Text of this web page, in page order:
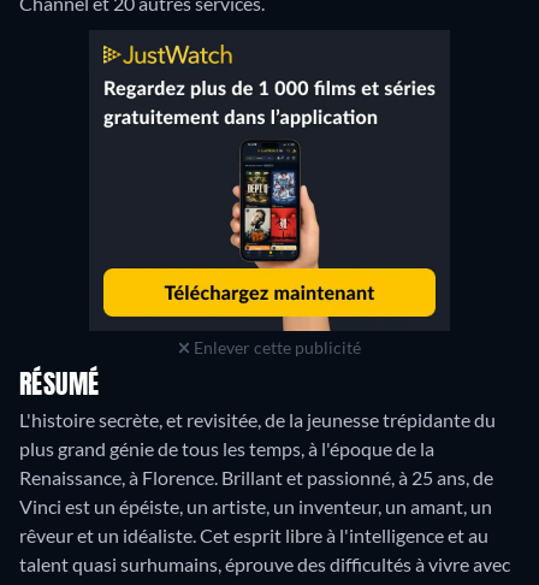
Enlever cette publicité
RÉSUMÉ
L'histoire secrète, et revisitée, de la jeunesse trépidante du
plus grand génie de tous les temps, à l'époque de la
Renaissance, à Florence. Brillant et passionné, à 25 ans, de
Vinci est un épéiste, un artiste, un inventeur, un amant, un
rêveur et un idéaliste. Cet esprit libre à l'intelligence et au
talent quasi surhumains, éprouve des difficultés à vivre avec